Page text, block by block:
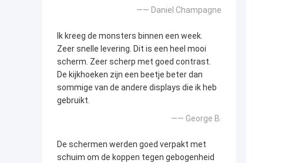
—— Daniel Champagne
Ik kreeg de monsters binnen een week.
Zeer snelle levering. Dit is een heel mooi
scherm. Zeer scherp met goed contrast.
De kijkhoeken zijn een beetje beter dan
sommige van de andere displays die ik heb
gebruikt.
—— George B.
De schermen werden goed verpakt met
schuim om de koppen tegen gebogenheid